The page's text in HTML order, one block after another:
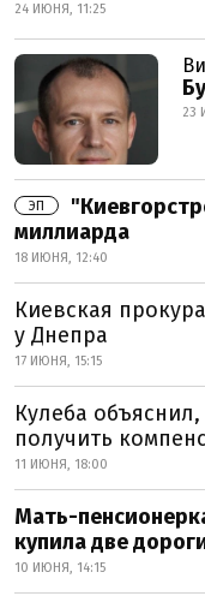
24 ИЮНЯ, 11:25
23
ЭП
миллиарда
18 ИЮНЯ, 12:40
Киевская
у Днепра
17 ИЮНЯ, 15:15
Кулеба
получить
11 ИЮНЯ, 18:00
Мать-
купила две
10 ИЮНЯ, 14:15